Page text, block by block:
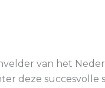
van het
deze succesvolle